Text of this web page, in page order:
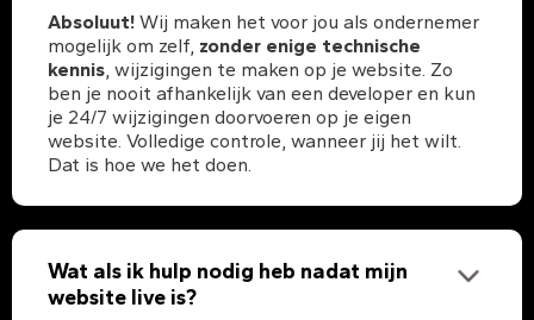
Absoluut! Wij maken het voor jou als ondernemer
mogelijk om zelf, zonder enige technische
kennis, wijzigingen te maken op je website. Zo
ben je nooit afhankelijk van een developer en kun
je 24/7 wijzigingen doorvoeren op je eigen
website. Volledige controle, wanneer jij het wilt.
Dat is hoe we het doen.
Wat als ik hulp nodig heb nadat mijn
website live is?